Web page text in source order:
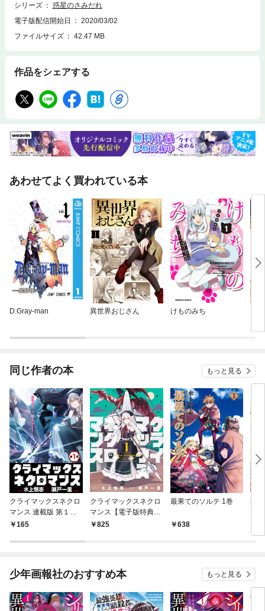
シリーズ
惑星のさみだれ
電子版配信開始日
2020/03/02
ファイルサイズ
42.47 MB
作品をシェアする
あわせてよく買われている本
D.Gray-man 異世界おじさん けものみち
同じ作者の本 もっと見る
クライマックスネクロ
マンス 連載版 第１話
今亡き国の人々の最後
165
クライマックスネクロ
マンス【電子版特典
付】 （1）
825
最果てのソルテ 1巻
638
水
少年画報社のおすすめ本 もっと見る